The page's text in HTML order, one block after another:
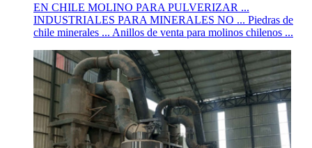
EN CHILE MOLINO PARA PULVERIZAR ...
INDUSTRIALES PARA MINERALES NO ... Piedras de
chile minerales ... Anillos de venta para molinos chilenos ...